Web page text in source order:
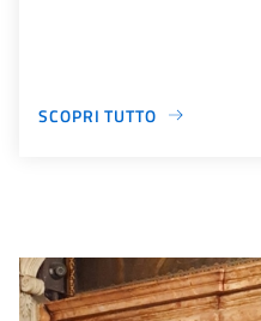
SCOPRI TUTTO